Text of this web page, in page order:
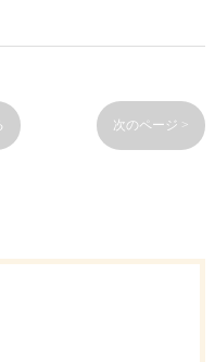
次のページ >